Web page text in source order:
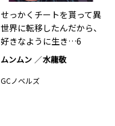
せっかくチートを貰って異
世界に転移したんだから、
好きなように生き…6
ムンムン 水龍敬
GCノベルズ